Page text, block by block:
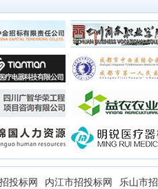
四川华煜电力设计咨询
中科思成建设集团有限
四川省众诚瀚蓝科技有
自贡鑫鸿电子科技有限
四川润安供应链管理
自贡市第二建筑工程有
成都龙纳管业有限公司
四川京泰建工集团有限
中瑞华建工程项目管理
四川鑫商恒物联网科技
四川万友会计师事务所
四川省百业聚商贸有限
自贡市恒固恒建设工程
四川巨安地晟能源化工
四川众铭建筑设计有限
成都伯愈创艺传媒有限
四川山里山外数字文
成都全新医疗器械有限
中咨海外咨询有限公司
国药集团四川南充医疗
四川多元基石建设工
凉山泽锦人力资源服务
内江市科达服装有限公
戴安平
投标网 内江市招投标网
乐山市